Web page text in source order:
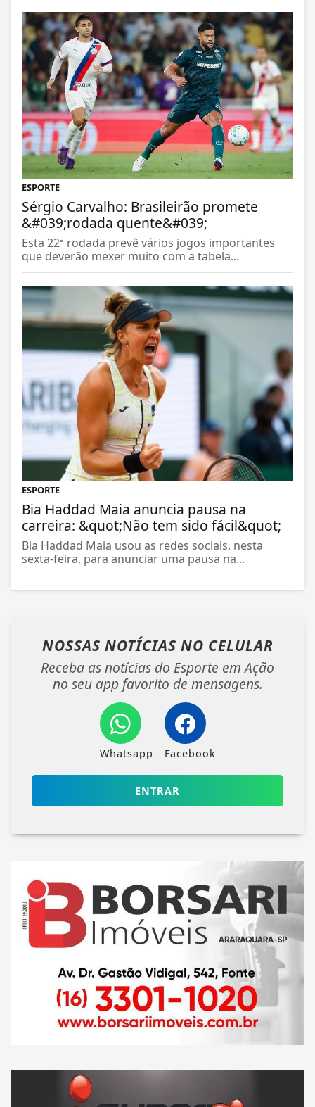
ESPORTE
Sérgio Carvalho: Brasileirão promete
&#039;rodada quente&#039;
Esta 22ª rodada prevê vários jogos importantes
que deverão mexer muito com a tabela...
ESPORTE
Bia Haddad Maia anuncia pausa na
carreira: &quot;Não tem sido fácil&quot;
Bia Haddad Maia usou as redes sociais, nesta
sexta-feira, para anunciar uma pausa na...
NOSSAS NOTÍCIAS NO CELULAR
Receba as notícias do Esporte em Ação
no seu app favorito de mensagens.
Whatsapp Facebook
ENTRAR